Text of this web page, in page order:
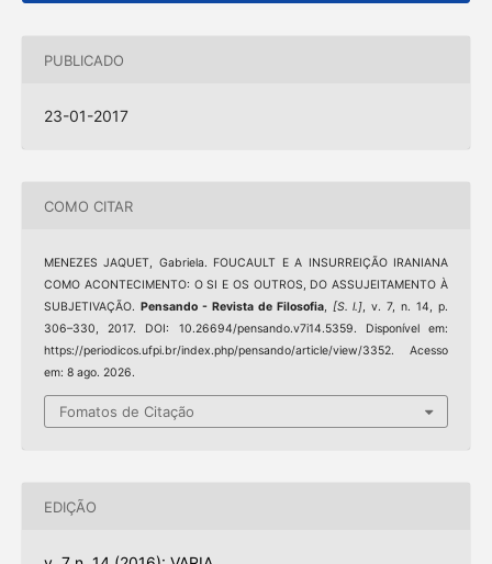
PUBLICADO
23-01-2017
COMO CITAR
MENEZES JAQUET, Gabriela. FOUCAULT E A INSURREIÇÃO IRANIANA
COMO ACONTECIMENTO: O SI E OS OUTROS, DO ASSUJEITAMENTO À
SUBJETIVAÇÃO. Pensando - Revista de Filosofia, [S. l.] , v. 7, n. 14, p.
306–330, 2017. DOI: 10.26694/pensando.v7i14.5359. Disponível em:
https://periodicos.ufpi.br/index.php/pensando/article/view/3352. Acesso
em: 8 ago. 2026.
Fomatos de Citação
EDIÇÃO